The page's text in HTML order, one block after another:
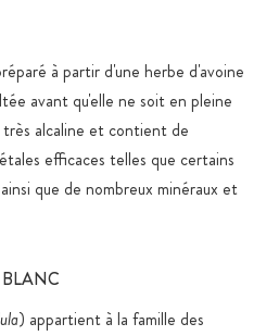
à partir d'une herbe d'avoine
avant qu'elle ne soit en pleine
alcaline et contient de
efficaces telles que certains
que de nombreux minéraux et
) appartient à la famille des